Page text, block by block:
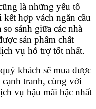
là những yếu tố
hợp vách ngăn cầu
sánh giữa các nhà
sản phẩm chất
vụ hỗ trợ tốt nhất.
khách sẽ mua được
tranh, cùng với
vụ hậu mãi bậc nhất